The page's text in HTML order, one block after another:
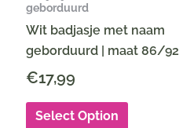
geborduurd
Wit badjasje met naam
geborduurd | maat 86/92
€17,99
Select Option